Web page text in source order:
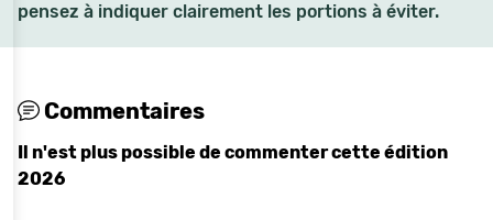
pensez à indiquer clairement les portions à éviter.
Commentaires
Il n'est plus possible de commenter cette édition
2026